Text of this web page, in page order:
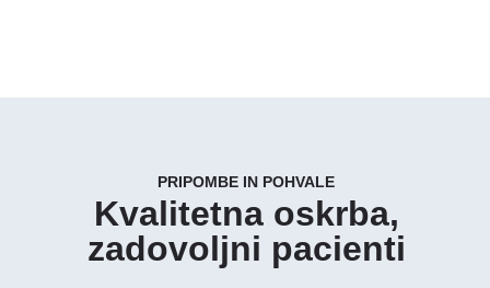
PRIPOMBE IN POHVALE
Kvalitetna oskrba,
zadovoljni pacienti